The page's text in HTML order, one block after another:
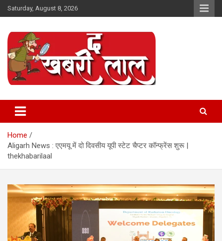
Skip
to
Saturday, August 8, 2026
The Khabri Laal
Online News Portal
Home
Aligarh News : एएमयू में दो दिवसीय यूपी स्टेट चैप्टर कॉन्फ्रेंस शुरू |
thekhabarilaal